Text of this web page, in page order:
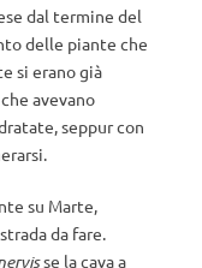
dal termine del
delle piante che
si erano già
avevano
seppur con
su Marte,
da fare.
se la cava a